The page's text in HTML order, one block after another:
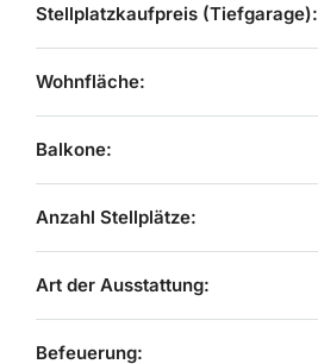
Stellplatzkaufpreis (Tiefgarage):
Wohnfläche:
Balkone:
Anzahl Stellplätze:
Art der Ausstattung:
Befeuerung: